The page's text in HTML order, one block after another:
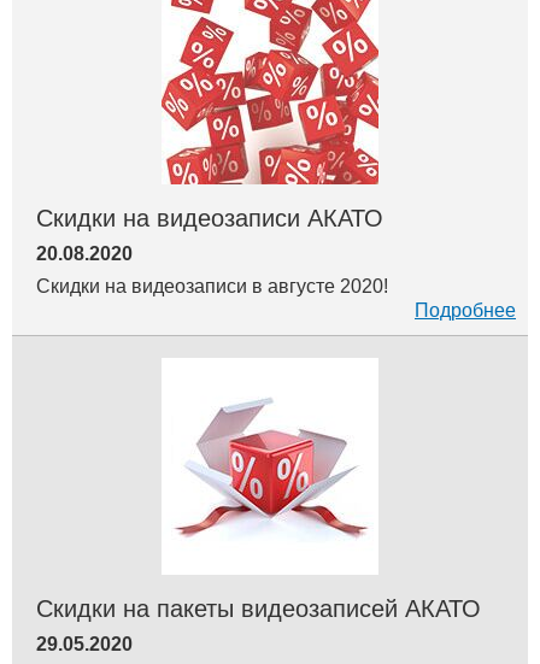
Скидки на видеозаписи АКАТО
20.08.2020
Скидки на видеозаписи в августе 2020!
Подробнее
Скидки на пакеты видеозаписей АКАТО
29.05.2020